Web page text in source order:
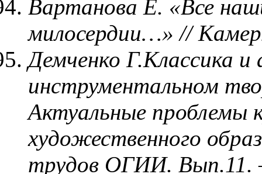
Вартанова Е. «Все
милосердии…» //
Демченко Г.Классика и
инструментальном
Актуальные проблемы
художественного
трудов ОГИИ. Вып.11.